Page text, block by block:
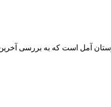
آمل است که به بررسی